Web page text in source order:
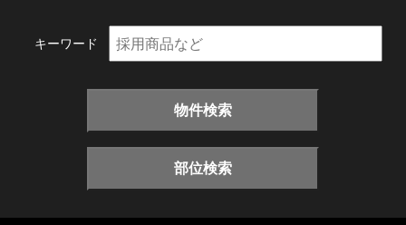
キーワード
物件検索
部位検索